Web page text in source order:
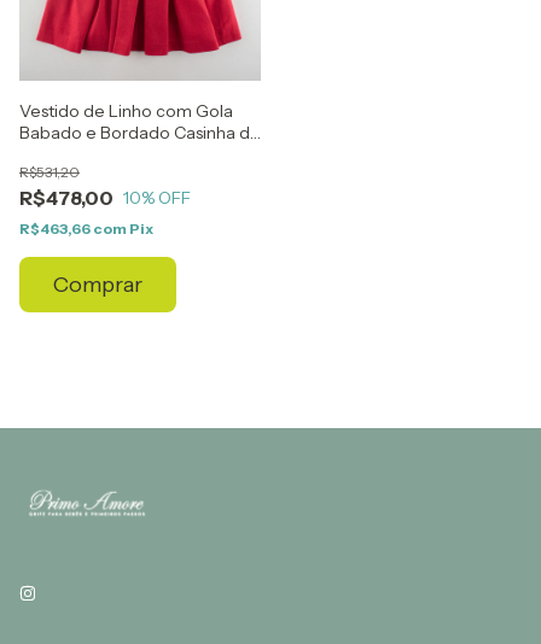
Vestido de Linho com Gola
Babado e Bordado Casinha de
R$478,00
R$531,20
10% OFF
R$463,66 com Pix
Comprar